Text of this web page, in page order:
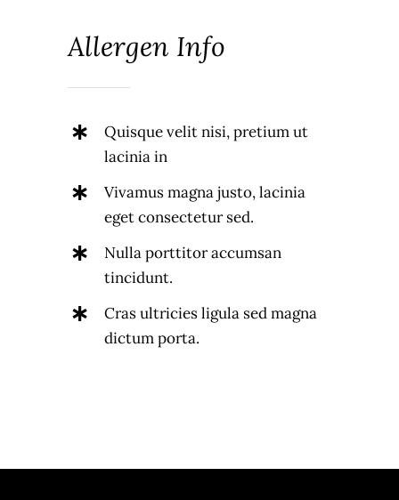
Allergen Info
Quisque velit nisi, pretium ut
lacinia in
Vivamus magna justo, lacinia
eget consectetur sed.
Nulla porttitor accumsan
tincidunt.
Cras ultricies ligula sed magna
dictum porta.